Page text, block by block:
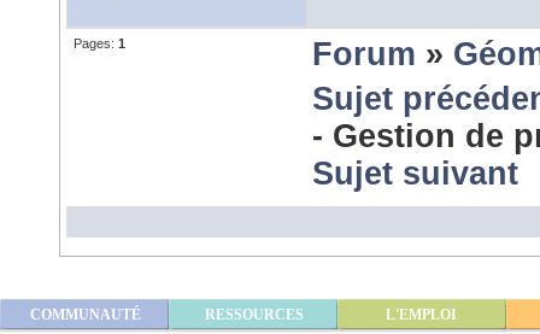
Pages: 1 Forum »
Sujet
- Gestion de
Sujet suivant
COMMUNAUTÉ RESSOURCES L'EMPLOI